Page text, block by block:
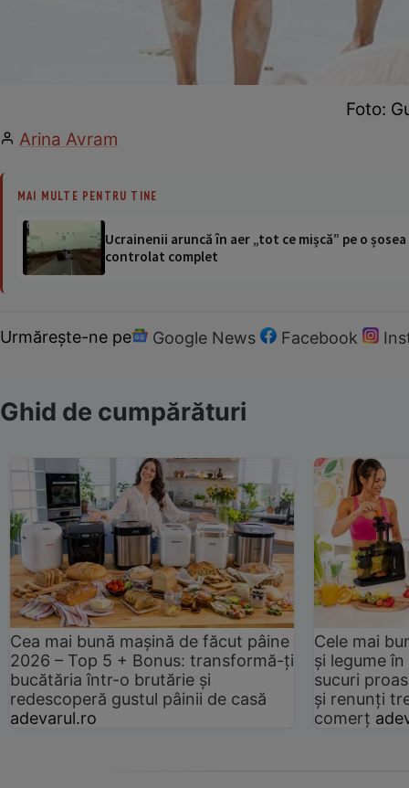
Foto:
Arina Avram
MAI MULTE PENTRU TINE
Ucrainenii aruncă în aer „tot ce mișcă” pe o
controlat complet
Urmărește-ne pe Google News Facebook
Ghid de cumpărături
Cea mai bună mașină de făcut pâine
2026 – Top 5 + Bonus: transformă-ți
bucătăria într-o brutărie și
redescoperă gustul pâinii de casă
adevarul.ro
Cele mai
și legume
sucuri
și renunți
comerț